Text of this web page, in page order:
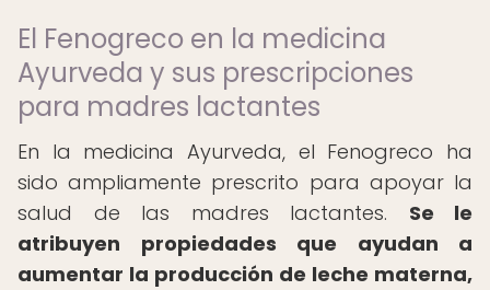
El Fenogreco en la medicina
Ayurveda y sus prescripciones
para madres lactantes
En la medicina Ayurveda, el Fenogreco ha
sido ampliamente prescrito para apoyar la
salud de las madres lactantes. Se le
atribuyen propiedades que ayudan a
aumentar la producción de leche materna,